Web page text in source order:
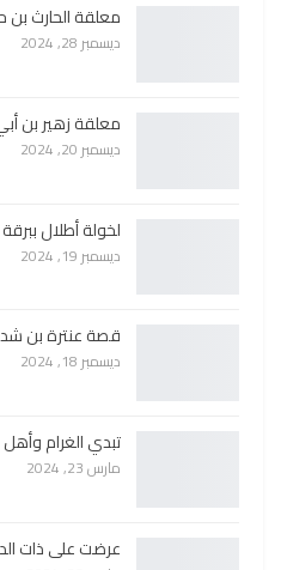
معلقة الحارث
ديسمبر 28, 2024
معلقة زهير بن
ديسمبر 20, 2024
لخولة أطلال
ديسمبر 19, 2024
قصة عنترة بن
ديسمبر 18, 2024
تبدي الغرام
مارس 23, 2024
عرضت على ذات